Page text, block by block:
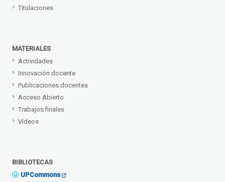
Titulaciones
MATERIALES
Actividades
Innovación docente
Publicaciones docentes
Acceso Abierto
Trabajos finales
Vídeos
BIBLIOTECAS
UPCommons